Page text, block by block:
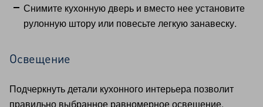
Снимите кухонную дверь и вместо нее установите
рулонную штору или повесьте легкую занавеску.
Освещение
Подчеркнуть детали кухонного интерьера позволит
правильно выбранное равномерное освещение.